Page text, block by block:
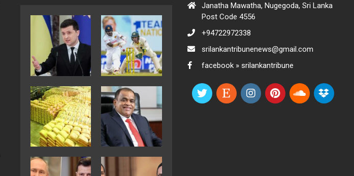
Janatha Mawatha, Nugegoda, Sri Lanka
Post Code 4556
+94722972338
srilankantribunenews@gmail.com
facebook » srilankantribune